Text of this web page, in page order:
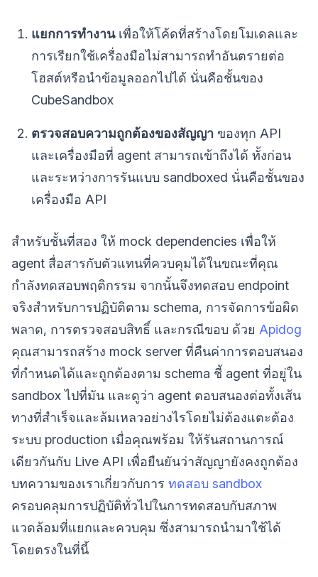
แยกการทำงานเพื่อให้โค้ดที่สร้างโดยโมเดลและ
การเรียกใช้เครื่องมือไม่สามารถทำอันตรายต่อ
โฮสต์หรือนำข้อมูลออกไปได้ นั่นคือชั้นของ
CubeSandbox
ตรวจสอบความถูกต้องของสัญญา ของทุก API
และเครื่องมือที่ agent สามารถเข้าถึงได้ ทั้งก่อน
และระหว่างการรันแบบ sandboxed นั่นคือชั้นของ
เครื่องมือ API
สำหรับชั้นที่สอง ให้ mock dependencies เพื่อให้
agent สื่อสารกับตัวแทนที่ควบคุมได้ในขณะที่คุณ
กำลังทดสอบพฤติกรรม จากนั้นจึงทดสอบ endpoint
จริงสำหรับการปฏิบัติตาม schema, การจัดการข้อผิด
พลาด, การตรวจสอบสิทธิ์ และกรณีขอบ ด้วย Apidog
คุณสามารถสร้าง mock server ที่คืนค่าการตอบสนอง
ที่กำหนดได้และถูกต้องตาม schema ชี้ agent ที่อยู่ใน
sandbox ไปที่มัน และดูว่า agent ตอบสนองต่อทั้งเส้น
ทางที่สำเร็จและล้มเหลวอย่างไรโดยไม่ต้องแตะต้อง
ระบบ production เมื่อคุณพร้อม ให้รันสถานการณ์
เดียวกันกับ Live API เพื่อยืนยันว่าสัญญายังคงถูกต้อง
บทความของเราเกี่ยวกับการ ทดสอบ sandbox
ครอบคลุมการปฏิบัติทั่วไปในการทดสอบกับสภาพ
แวดล้อมที่แยกและควบคุม ซึ่งสามารถนำมาใช้ได้
โดยตรงในที่นี้